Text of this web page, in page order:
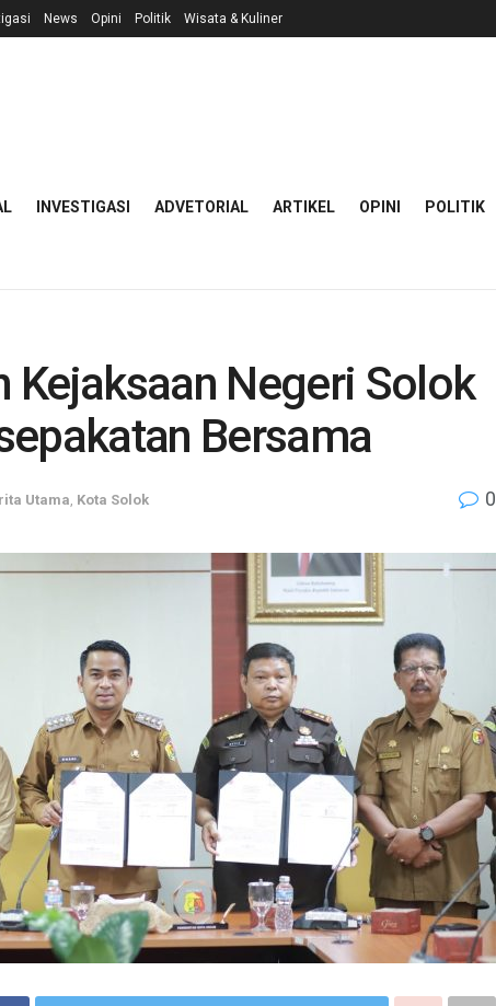
News Opini Politik Wisata & Kuliner
INVESTIGASI ADVETORIAL ARTIKEL OPINI POLITIK
Kejaksaan Negeri Solok
Bersama
Utama Kota Solok 0